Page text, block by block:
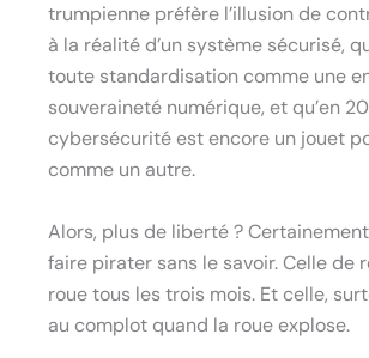
trumpienne préfère l’illusion de
à la réalité d’un système sécurisé,
toute standardisation comme une
souveraineté numérique, et qu’en
cybersécurité est encore un jouet
comme un autre.
Alors, plus de liberté ?
faire pirater sans le savoir. Celle de
roue tous les trois mois. Et celle,
au complot quand la roue explose.